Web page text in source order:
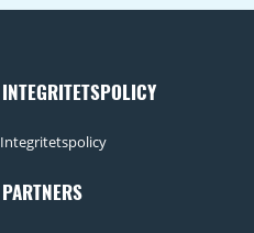
INTEGRITETSPOLICY
Integritetspolicy
PARTNERS